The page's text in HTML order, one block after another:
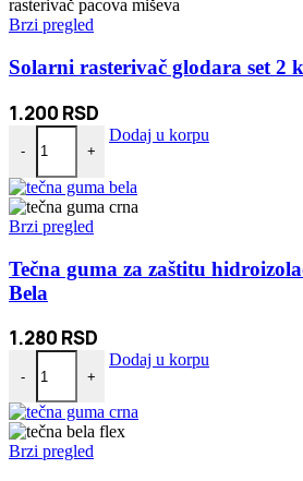
Brzi pregled
Solarni rasterivač glodara set 2
1.200 RSD
-
Solarni rasterivač glodara set 2 komada
+
Dodaj u korpu
Brzi pregled
Tečna guma za zaštitu
Bela
1.280 RSD
-
Tečna guma za zaštitu hidroizolaciju
+
Dodaj u korpu
Brzi pregled